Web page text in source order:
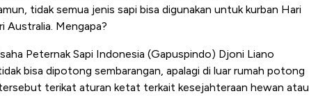
tidak semua jenis sapi bisa digunakan untuk kurban Hari
Australia. Mengapa?
Peternak Sapi Indonesia (Gapuspindo) Djoni Liano
bisa dipotong sembarangan, apalagi di luar rumah potong
terikat aturan ketat terkait kesejahteraan hewan atau